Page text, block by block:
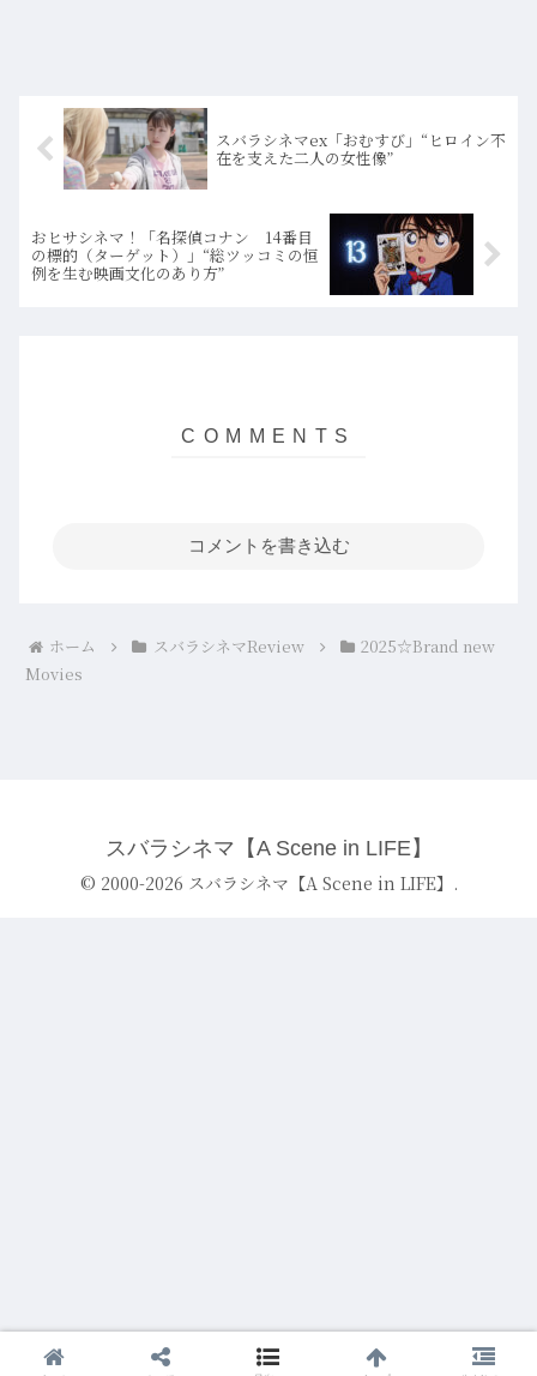
スバラシネマex「おむすび」“ヒロイン不
在を支えた二人の女性像”
おヒサシネマ！「名探偵コナン 14番目
の標的（ターゲット）」“総ツッコミの恒
例を生む映画文化のあり方”
コメントを書き込む
ホーム スバラシネマReview
2025☆Brand new
Movies
スバラシネマ【A Scene in LIFE】
© 2000-2026 スバラシネマ【A Scene in LIFE】.